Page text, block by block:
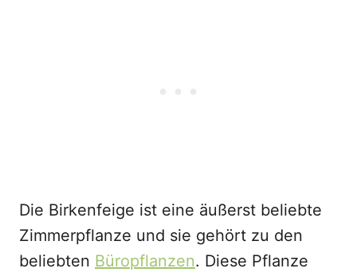
Die Birkenfeige ist eine äußerst beliebte
Zimmerpflanze und sie gehört zu den
beliebten Büropflanzen. Diese Pflanze